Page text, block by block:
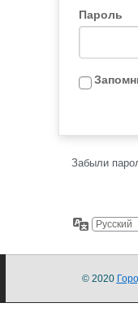
Пароль
Забыли
© 2020